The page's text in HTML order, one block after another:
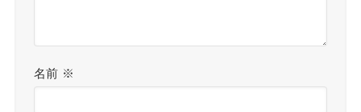
名前 ※